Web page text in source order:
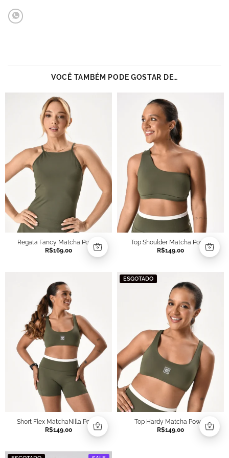
VOCÊ TAMBÉM PODE GOSTAR DE…
Regata Fancy Matcha Power
R$169,00
Top Shoulder Matcha Power
R$149,00
Short Flex MatchaNilla Power
R$149,00
ESGOTADO
Top Hardy Matcha Power
R$149,00